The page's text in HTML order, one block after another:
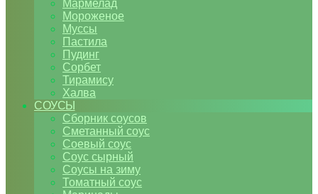
Мармелад
Мороженое
Муссы
Пастила
Пудинг
Сорбет
Тирамису
Халва
СОУСЫ
Сборник соусов
Сметанный соус
Соевый соус
Соус сырный
Соусы на зиму
Томатный соус